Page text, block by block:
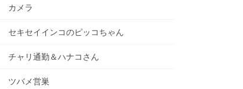
カメラ
セキセイインコのピッコちゃん
チャリ通勤＆ハナコさん
ツバメ営巣